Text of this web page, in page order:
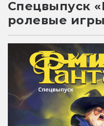
Спецвыпуск
ролевые